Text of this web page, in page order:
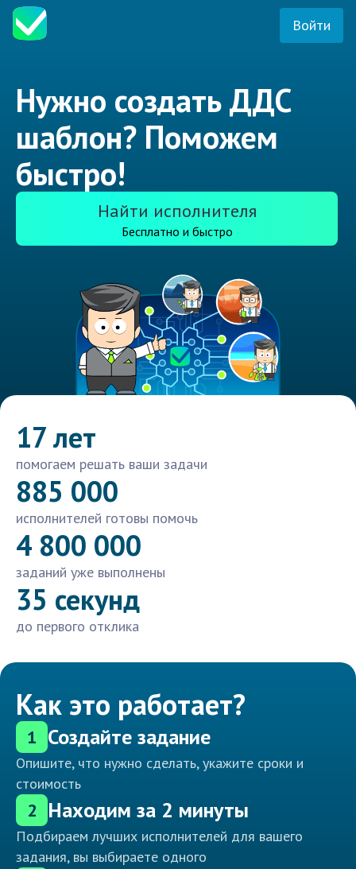
Войти
Нужно создать ДДС
шаблон? Поможем
быстро!
Найти исполнителя
Бесплатно и быстро
17 лет
помогаем решать ваши задачи
885 000
исполнителей готовы помочь
4 800 000
заданий уже выполнены
35 секунд
до первого отклика
Как это работает?
1 Создайте задание
Опишите, что нужно сделать, укажите сроки и
стоимость
2 Находим за 2 минуты
Подбираем лучших исполнителей для вашего
задания, вы выбираете одного